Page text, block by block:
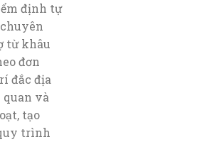
định tự
từ khâu
đơn
đắc địa
và
tạo
trình